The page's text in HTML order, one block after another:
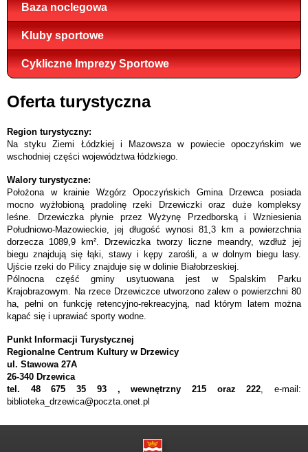
Baza noclegowa
Kluby sportowe
Cykliczne Imprezy Sportowe
Oferta turystyczna
Region turystyczny:
Na styku Ziemi Łódzkiej i Mazowsza w powiecie opoczyńskim we
wschodniej części województwa łódzkiego.
Walory turystyczne:
Położona w krainie Wzgórz Opoczyńskich Gmina Drzewca posiada
mocno wyżłobioną pradolinę rzeki Drzewiczki oraz duże kompleksy
leśne. Drzewiczka płynie przez Wyżynę Przedborską i Wzniesienia
Południowo-Mazowieckie, jej długość wynosi 81,3 km a powierzchnia
dorzecza 1089,9 km². Drzewiczka tworzy liczne meandry, wzdłuż jej
biegu znajdują się łąki, stawy i kępy zarośli, a w dolnym biegu lasy.
Ujście rzeki do Pilicy znajduje się w dolinie Białobrzeskiej.
Pólnocna część gminy usytuowana jest w Spalskim Parku
Krajobrazowym. Na rzece Drzewiczce utworzono zalew o powierzchni 80
ha, pełni on funkcję retencyjno-rekreacyjną, nad którym latem można
kąpać się i uprawiać sporty wodne.
Punkt Informacji Turystycznej
Regionalne Centrum Kultury w Drzewicy
ul. Stawowa 27A
26-340 Drzewica
tel.
48 675 35 93 , wewnętrzny 215 oraz 222
e-mail:
biblioteka_drzewica@poczta.onet.pl